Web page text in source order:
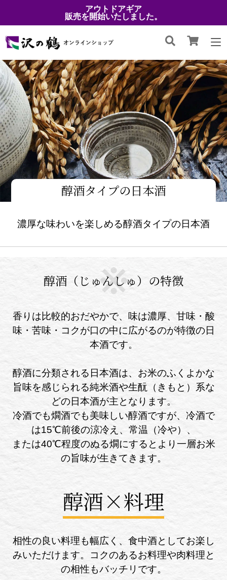
アウトドアギア
販売を開始いたしました。
醇酒タイプの日本酒
濃厚な味わいを楽しめる醇酒タイプの日本酒
醇酒（じゅんしゅ）の特徴
香りは比較的おだやかで、味は濃厚、甘味・酸
味・苦味・コクが口の中に広がるのが特徴の日
本酒です。
醇酒に分類される日本酒は、お米のふくよかな
旨味を感じられる純米酒や生酛（きもと）系な
どの日本酒が主となります。
冷酒でも燗酒でも美味しい醇酒ですが、冷酒で
は15℃前後の涼冷え、常温（冷や）、
または40℃程度のぬる燗にするとより一層お米
の旨味が生きてきます。
醇酒×料理
相性の良い料理も幅広く、食中酒としてお楽し
みいただけます。コクのあるお料理や肉料理と
の相性もバッチリです。